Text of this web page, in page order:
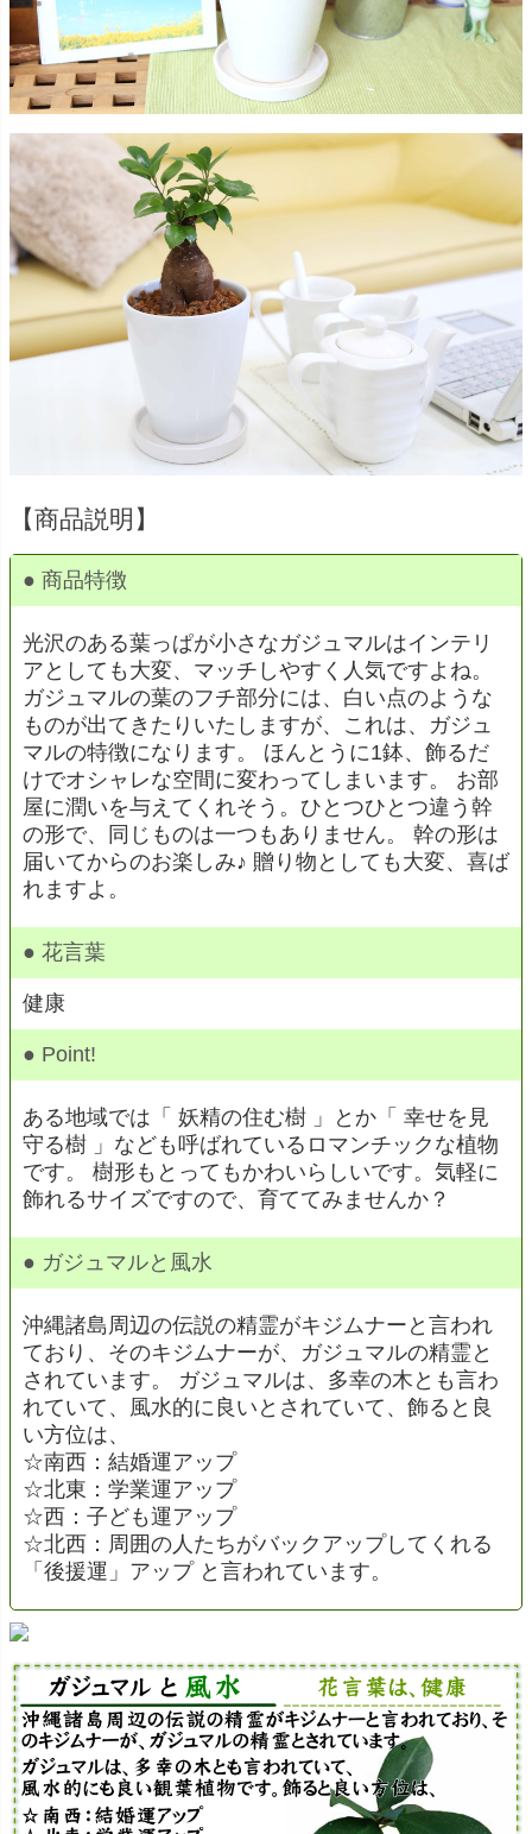
【商品説明】
● 商品特徴
光沢のある葉っぱが小さなガジュマルはインテリ
アとしても大変、マッチしやすく人気ですよね。
ガジュマルの葉のフチ部分には、白い点のような
ものが出てきたりいたしますが、これは、ガジュ
マルの特徴になります。 ほんとうに1鉢、飾るだ
けでオシャレな空間に変わってしまいます。 お部
屋に潤いを与えてくれそう。ひとつひとつ違う幹
の形で、同じものは一つもありません。 幹の形は
届いてからのお楽しみ♪ 贈り物としても大変、喜ば
れますよ。
● 花言葉
健康
● Point!
ある地域では「 妖精の住む樹 」とか「 幸せを見
守る樹 」なども呼ばれているロマンチックな植物
です。 樹形もとってもかわいらしいです。気軽に
飾れるサイズですので、育ててみませんか？
● ガジュマルと風水
沖縄諸島周辺の伝説の精霊がキジムナーと言われ
ており、そのキジムナーが、ガジュマルの精霊と
されています。 ガジュマルは、多幸の木とも言わ
れていて、風水的に良いとされていて、飾ると良
い方位は、
☆南西：結婚運アップ
☆北東：学業運アップ
☆西：子ども運アップ
☆北西：周囲の人たちがバックアップしてくれる
「後援運」アップ と言われています。